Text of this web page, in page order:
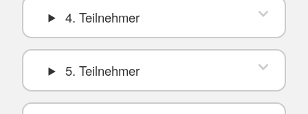
4. Teilnehmer
5. Teilnehmer